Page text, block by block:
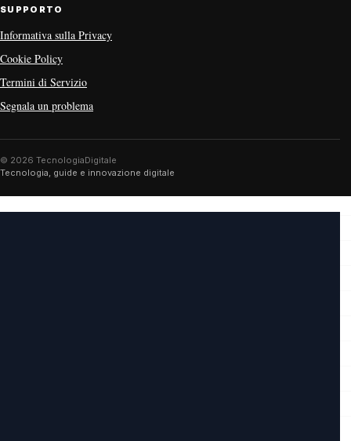
SUPPORTO
Informativa sulla Privacy
Cookie Policy
Termini di Servizio
Segnala un problema
© 2026 TecnologiaDigitale
Tecnologia, guide e innovazione digitale